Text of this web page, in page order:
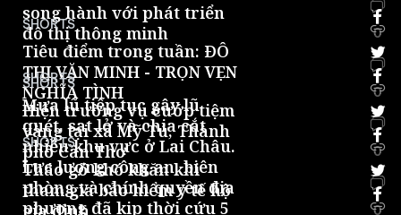
song hành với phát triển
đô thị thông minh
0
SHORTS
Tiêu điểm trong tuần: ĐÔ
THỊ VĂN MINH - TRỌN VẸN
NGHĨA TÌNH
0
SHORTS
Hiện trường vụ cướp tiệm
vàng tại xã Mỹ Tú, Thành
phố Cần Thơ
0
SHORTS
Tháo gỡ khó khăn khi
tham gia bảo hiểm y tế hộ
gia đình
0
SHORTS
Mưa lũ tiếp tục gây lũ
quét, sạt lở và chia cắt
nhiều khu vực ở Lai Châu.
Lực lượng công an, biên
phòng và chính quyền địa
phương đã kịp thời cứu 5